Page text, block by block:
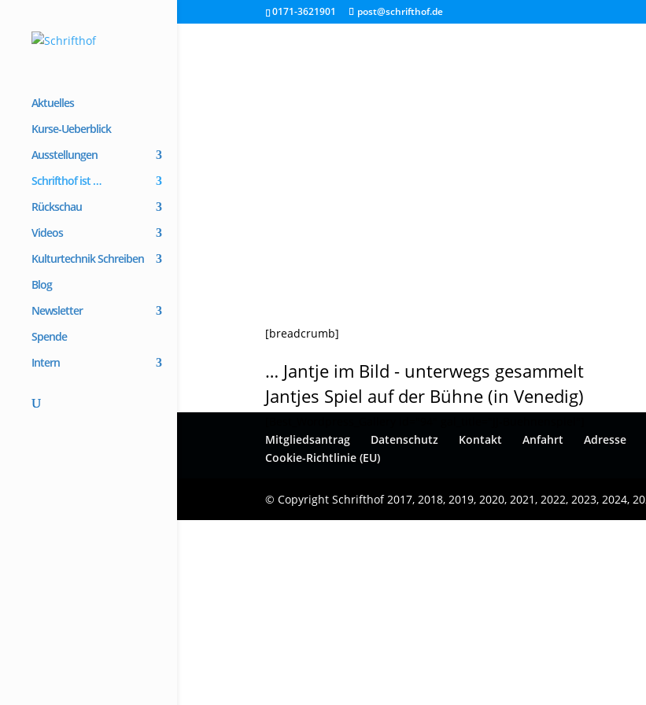
0171-3621901 post@schrifthof.de
Aktuelles
Kurse-Ueberblick
Ausstellungen
Schrifthof ist …
Rückschau
Videos
Kulturtechnik Schreiben
Blog
Newsletter
Spende
Intern
[breadcrumb]
… Jantje im Bild - unterwegs gesammelt
Jantjes Spiel auf der Bühne (in Venedig)
Mitgliedsantrag
Datenschutz Kontakt Anfahrt Adresse
Cookie-Richtlinie (EU)
© Copyright Schrifthof 2017, 2018, 2019, 2020, 2021, 2022, 2023, 2024,